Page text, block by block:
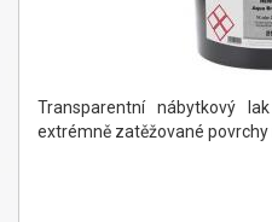
Transparentní nábytkový
extrémně zatěžované povrchy